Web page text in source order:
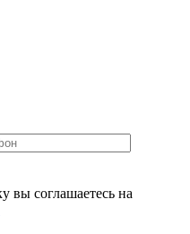
вы соглашаетесь на